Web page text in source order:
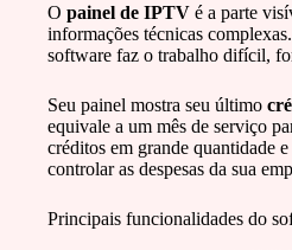
O painel de IPTV é a parte
informações técnicas
software faz o trabalho difícil,
Seu painel mostra seu último
equivale a um mês de serviço
créditos em grande quantidade
controlar as despesas da sua
Principais funcionalidades do